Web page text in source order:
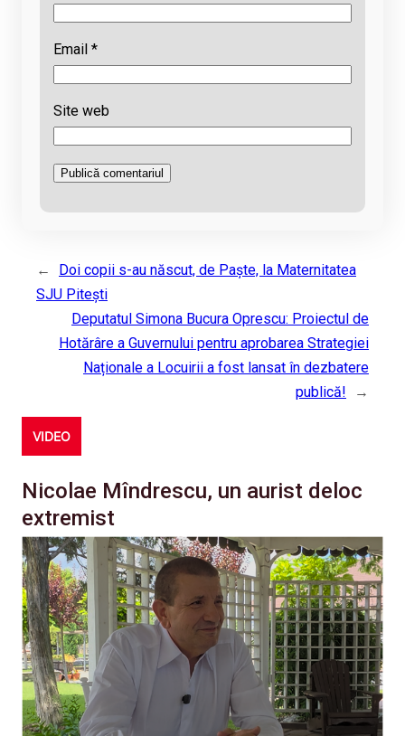
Email *
Site web
←
Doi copii s-au născut, de Paște, la Maternitatea
SJU Piteşti
Deputatul Simona Bucura Oprescu: Proiectul de
Hotărâre a Guvernului pentru aprobarea Strategiei
Naționale a Locuirii a fost lansat în dezbatere
publică!
→
VIDEO
Nicolae Mîndrescu, un aurist deloc
extremist